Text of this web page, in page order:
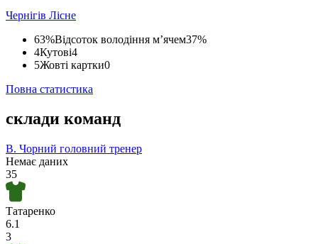
Чернігів Лісне
63%Відсоток володіння м’ячем37%
4Кутові4
5Жовті картки0
Повна статистика
склади команд
В. Чорний головний тренер
Немає даних
35
Татаренко
6.1
3